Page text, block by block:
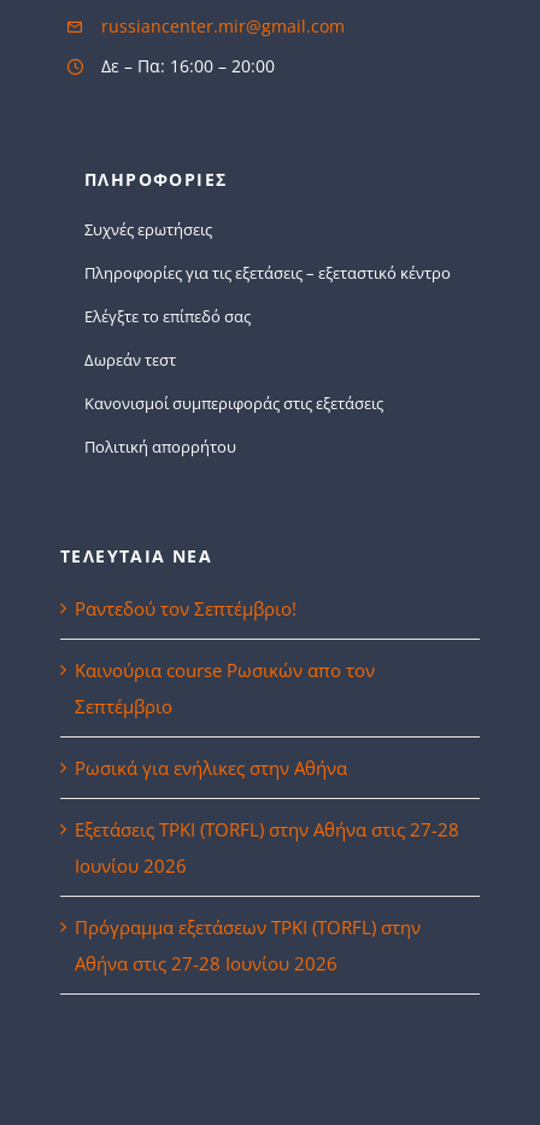
russiancenter.mir@gmail.com
Δε – Πα: 16:00 – 20:00
ΠΛΗΡΟΦΟΡΙΕΣ
Συχνές ερωτήσεις
Πληροφορίες για τις εξετάσεις – εξεταστικό κέντρο
Ελέγξτε το επίπεδό σας
Δωρεάν τεστ
Κανονισμοί συμπεριφοράς στις εξετάσεις
Πολιτική απορρήτου
ΤΕΛΕΥΤΑΙΑ ΝΕΑ
Ραντεδού τον Σεπτέμβριο!
Καινούρια course Ρωσικών απο τον
Σεπτέμβριο
Ρωσικά για ενήλικες στην Αθήνα
Eξετάσεις ΤΡΚΙ (TORFL) στην Αθήνα στις 27-28
Ιουνίου 2026
Πρόγραμμα εξετάσεων ΤΡΚΙ (TORFL) στην
Αθήνα στις 27-28 Ιουνίου 2026